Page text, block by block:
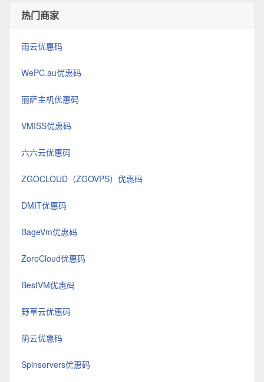
热门商家
雨云优惠码
WePC.au优惠码
丽萨主机优惠码
VMISS优惠码
六六云优惠码
ZGOCLOUD（ZGOVPS）优惠码
DMIT优惠码
BageVm优惠码
ZoroCloud优惠码
BestVM优惠码
野草云优惠码
荫云优惠码
Spinservers优惠码